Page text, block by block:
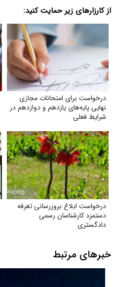
از کارزارهای زیر حمایت کنید:
درخواست برای امتحانات مجازی
نهایی پایه‌های یازدهم و دوازدهم در
شرایط فعلی
درخواست ابلاغ بروز‌رسانی تعرفه
دستمزد کارشناسان رسمی
دادگستری
خبرهای مرتبط